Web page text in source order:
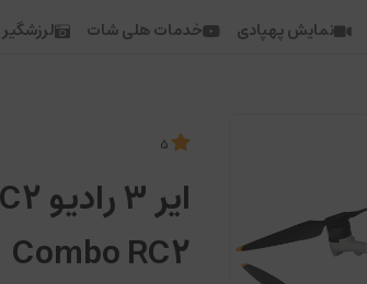
نمایش پهپادی خدمات هلی شات لرزشگیر
Combo RC2